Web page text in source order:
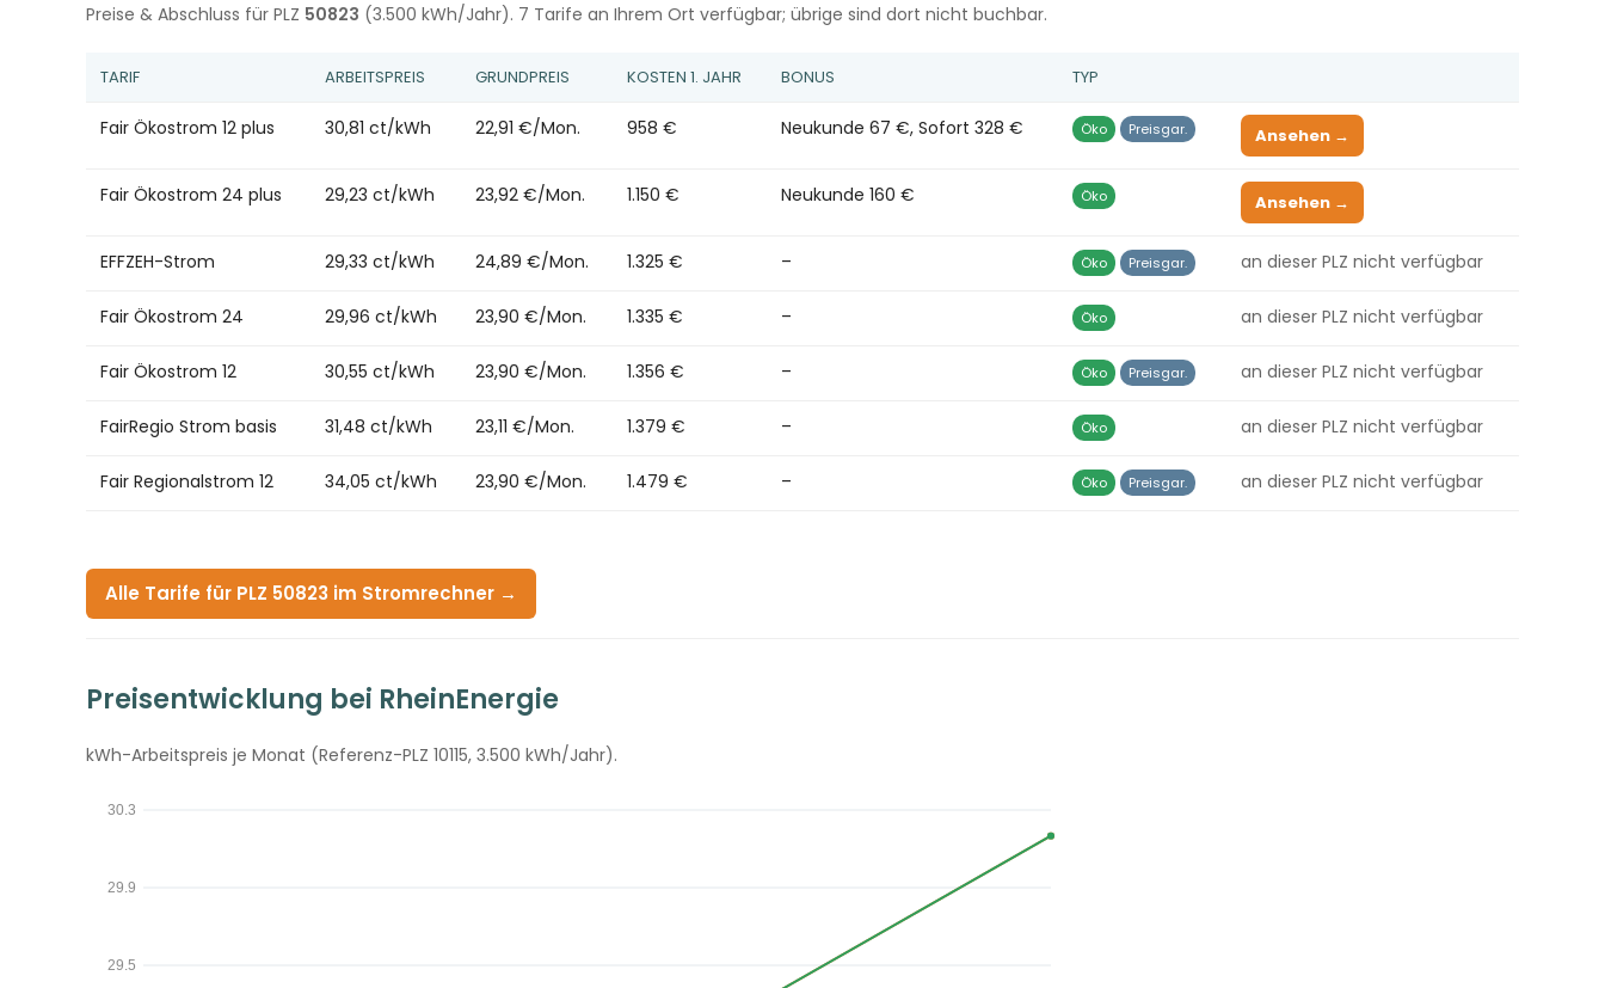
Preise & Abschluss für PLZ 50823 (3.500 kWh/Jahr). 7 Tarife an Ihrem Ort verfügbar; übrige sind dort nicht buchbar.
TARIF ARBEITSPREIS GRUNDPREIS KOSTEN 1. JAHR BONUS TYP
Fair Ökostrom 12 plus 30,81 ct/kWh 22,91 €/Mon. 958 € Neukunde 67 €, Sofort 328 € Öko Preisgar. Ansehen →
Fair Ökostrom 24 plus 29,23 ct/kWh 23,92 €/Mon. 1.150 € Neukunde 160 € Öko Ansehen →
EFFZEH-Strom 29,33 ct/kWh 24,89 €/Mon. 1.325 € – Öko Preisgar. an dieser PLZ nicht verfügbar
Fair Ökostrom 24 29,96 ct/kWh 23,90 €/Mon. 1.335 € – Öko an dieser PLZ nicht verfügbar
Fair Ökostrom 12 30,55 ct/kWh 23,90 €/Mon. 1.356 € – Öko Preisgar. an dieser PLZ nicht verfügbar
FairRegio Strom basis 31,48 ct/kWh 23,11 €/Mon. 1.379 € – Öko an dieser PLZ nicht verfügbar
Fair Regionalstrom 12 34,05 ct/kWh 23,90 €/Mon. 1.479 € – Öko Preisgar. an dieser PLZ nicht verfügbar
Alle Tarife für PLZ 50823 im Stromrechner →
Preisentwicklung bei RheinEnergie
kWh-Arbeitspreis je Monat (Referenz-PLZ 10115, 3.500 kWh/Jahr).